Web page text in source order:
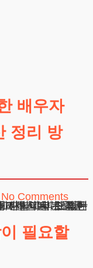
배우자
정리 방
No Comments
필요할